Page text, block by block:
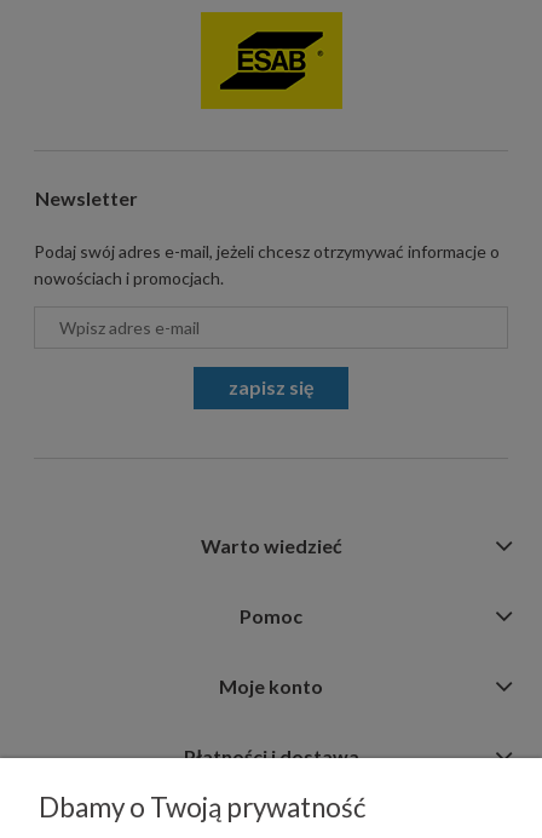
Newsletter
Podaj swój adres e-mail, jeżeli chcesz otrzymywać informacje o
nowościach i promocjach.
zapisz się
Warto wiedzieć
Pomoc
Moje konto
Płatności i dostawa
Informacje
Dbamy o Twoją prywatność